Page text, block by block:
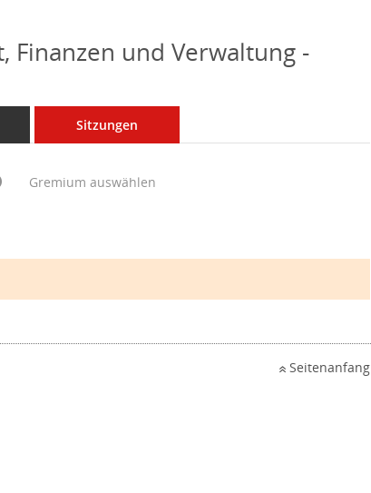
Finanzen und Verwaltung -
Sitzungen
Gremium auswählen
Seitenanfang